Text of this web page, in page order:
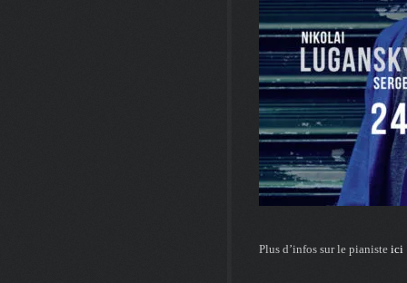
Plus d’infos sur le pianiste ici